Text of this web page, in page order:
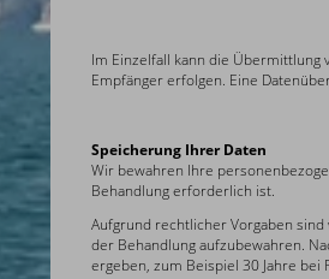
Im Einzelfall kann die Übermittlung
Empfänger erfolgen. Eine
Speicherung Ihrer Daten
Wir bewahren Ihre
Behandlung erforderlich ist.
Aufgrund rechtlicher Vorgaben sind
der Behandlung aufzubewahren.
ergeben, zum Beispiel 30 Jahre bei